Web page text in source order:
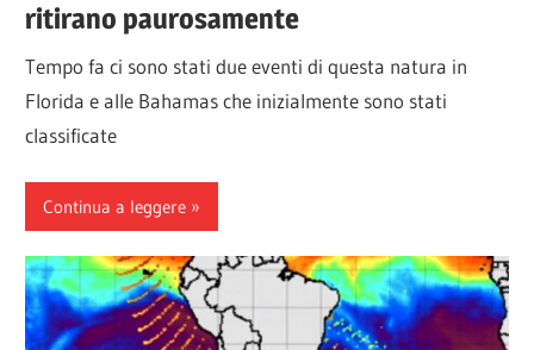
ritirano paurosamente
Tempo fa ci sono stati due eventi di questa natura in
Florida e alle Bahamas che inizialmente sono stati
classificate
Continua a leggere